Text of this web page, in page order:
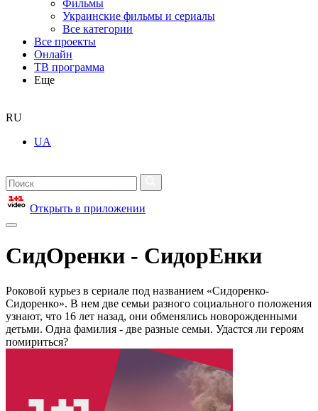
Фильмы
Украинские фильмы и сериалы
Все категории
Все проекты
Онлайн
ТВ программа
Еще
RU
UA
Открыть в приложении
СидОренки - СидорЕнки
Роковой курьез в сериале под названием «Сидоренко-
Сидоренко». В нем две семьи разного социального положения
узнают, что 16 лет назад, они обменялись новорожденными
детьми. Одна фамилия - две разные семьи. Удастся ли героям
помириться?